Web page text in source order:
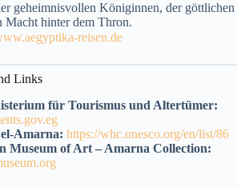
geheimnisvollen Königinnen, der göttlichen
Macht hinter dem Thron.
reisen.de
Links
für Tourismus und Altertümer:
Amarna: https://whc.unesco.org/en/list/86
Museum of Art – Amarna Collection: